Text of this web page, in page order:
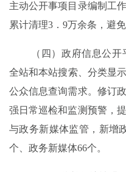
主动公开事项目录编制工作
累计清理3．9万余条 ， 避免
（四）政府信息公
全站和本站搜索、分类显
公众信息查询需求。 修订
强日常巡检和监测预警，
与政务新媒体监管，新增
个、政务新媒体66个。